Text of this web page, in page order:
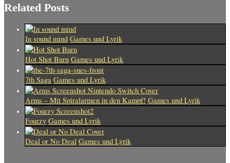
Related Posts
In sound mind Games und Lyrik
Hot Shot Burn Games und Lyrik
7th Saga Games und Lyrik
Arms – Mit Spiralarmen in den Kampf! Games und Lyrik
Fourzy Games und Lyrik
Deal or No Deal Games und Lyrik